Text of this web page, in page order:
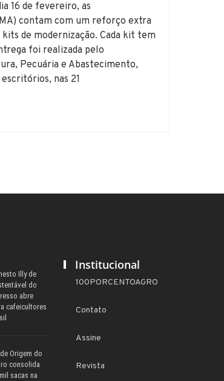
16 de fevereiro, as
contam com um reforço extra
de modernização. Cada kit tem
foi realizada pelo
Pecuária e Abastecimento,
nas 21
Illy de
do
abre
cafeicultores
Origem do
consolida
sacas na
Institucional
100PORCENTOAGRO
Contato
Assine
Revista